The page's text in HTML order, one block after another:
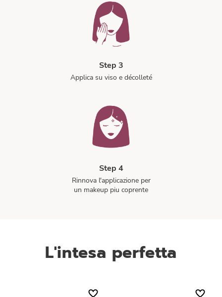
Step 3
Applica su viso e décolleté
Step 4
Rinnova l'applicazione per
un makeup piu coprente
L'intesa perfetta